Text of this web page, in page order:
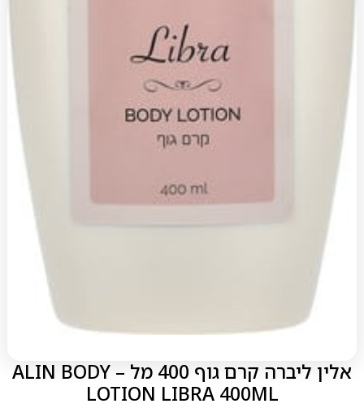
אלין ליברה קרם גוף 400 מל – ALIN BODY
LOTION LIBRA 400ML